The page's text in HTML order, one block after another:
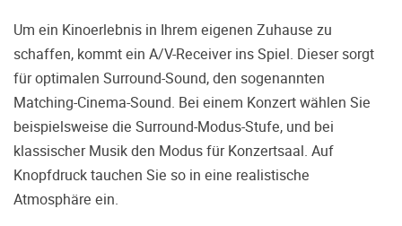
Qual der Wahl?
Warum kommen Sie nicht vorbei und
hören erstmal Probe? Dadurch stellen
Sie sicher, dass Sie die richtige Wahl
treffen.
Oft werden Produkte auf Empfehlung
Um ein Kinoerlebnis in Ihrem eigenen Zuhause zu
schaffen, kommt ein A/V-Receiver ins Spiel. Dieser sorgt
für optimalen Surround-Sound, den sogenannten
Matching-Cinema-Sound. Bei einem Konzert wählen Sie
beispielsweise die Surround-Modus-Stufe, und bei
klassischer Musik den Modus für Konzertsaal. Auf
Knopfdruck tauchen Sie so in eine realistische
Atmosphäre ein.